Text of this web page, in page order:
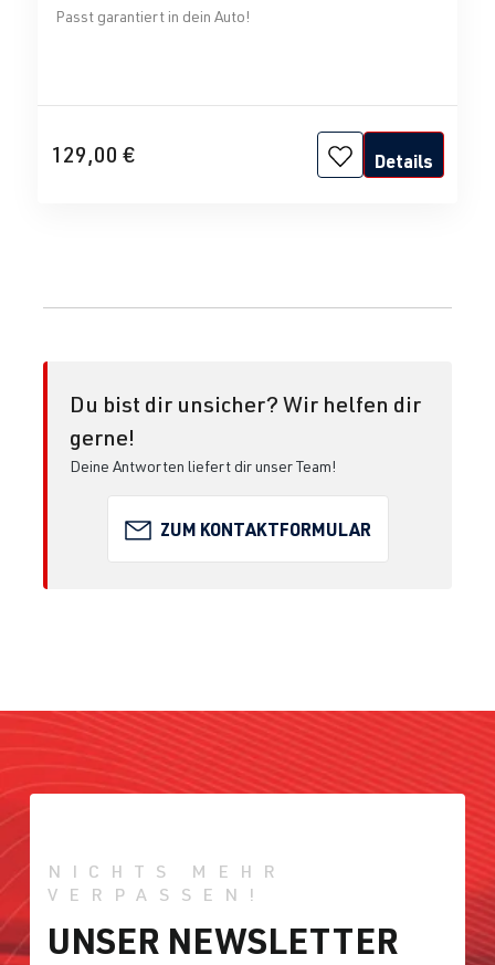
Passt garantiert in dein Auto!
129,00 € Details
Du bist dir unsicher? Wir helfen dir
gerne!
Deine Antworten liefert dir unser Team!
ZUM KONTAKTFORMULAR
NICHTS MEHR
VERPASSEN!
UNSER NEWSLETTER